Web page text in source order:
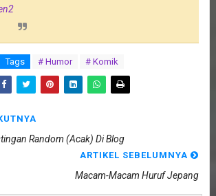
Tags # Humor # Komik
Random (Acak) Di Blog
ARTIKEL SEBELUMNYA
Macam-Macam Huruf Jepang